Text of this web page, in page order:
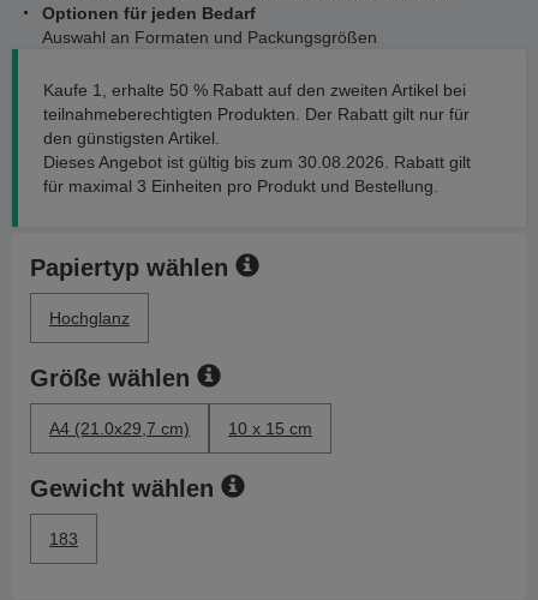
Optionen für jeden Bedarf
Auswahl an Formaten und Packungsgrößen
Kaufe 1, erhalte 50 % Rabatt auf den zweiten Artikel bei
teilnahmeberechtigten Produkten. Der Rabatt gilt nur für
den günstigsten Artikel.
Dieses Angebot ist gültig bis zum 30.08.2026. Rabatt gilt
für maximal 3 Einheiten pro Produkt und Bestellung.
Papiertyp wählen
Hochglanz
Größe wählen
A4 (21.0x29,7 cm) 10 x 15 cm
Gewicht wählen
183